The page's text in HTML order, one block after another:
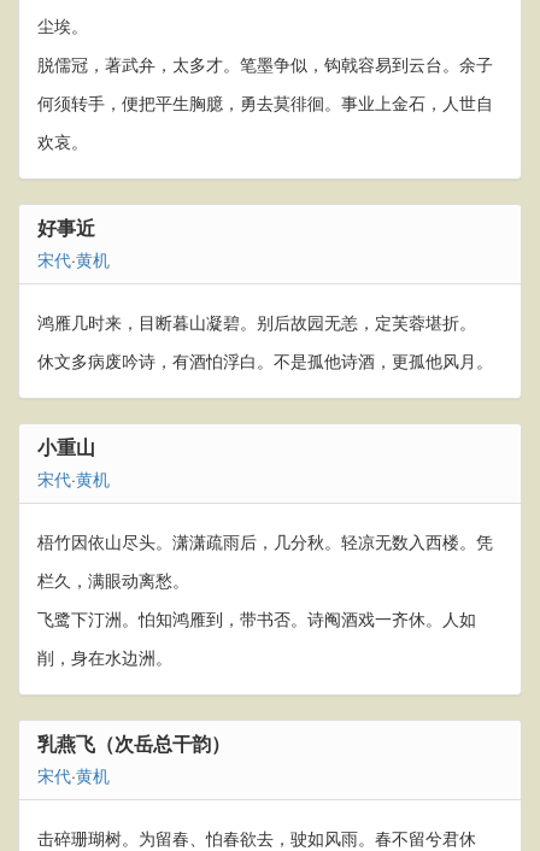
尘埃。
脱儒冠，著武弁，太多才。笔墨争似，钩戟容易到云台。余子
何须转手，便把平生胸臆，勇去莫徘徊。事业上金石，人世自
欢哀。
好事近
宋代·黄机
鸿雁几时来，目断暮山凝碧。别后故园无恙，定芙蓉堪折。
休文多病废吟诗，有酒怕浮白。不是孤他诗酒，更孤他风月。
小重山
宋代·黄机
梧竹因依山尽头。潇潇疏雨后，几分秋。轻凉无数入西楼。凭
栏久，满眼动离愁。
飞鹭下汀洲。怕知鸿雁到，带书否。诗阄酒戏一齐休。人如
削，身在水边洲。
乳燕飞（次岳总干韵）
宋代·黄机
击碎珊瑚树。为留春、怕春欲去，驶如风雨。春不留兮君休